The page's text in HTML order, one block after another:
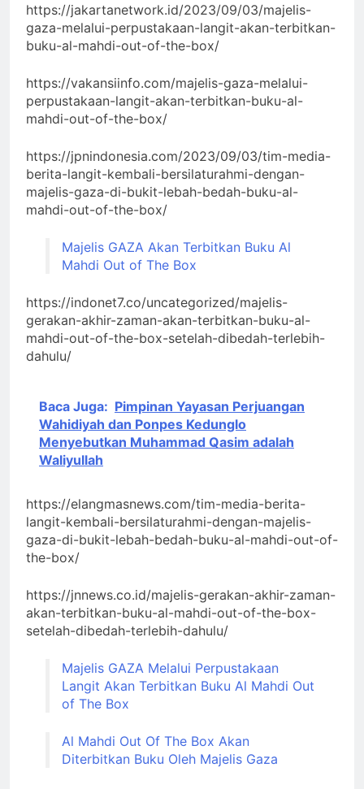
https://jakartanetwork.id/2023/09/03/majelis-
gaza-melalui-perpustakaan-langit-akan-terbitkan-
buku-al-mahdi-out-of-the-box/
https://vakansiinfo.com/majelis-gaza-melalui-
perpustakaan-langit-akan-terbitkan-buku-al-
mahdi-out-of-the-box/
https://jpnindonesia.com/2023/09/03/tim-media-
berita-langit-kembali-bersilaturahmi-dengan-
majelis-gaza-di-bukit-lebah-bedah-buku-al-
mahdi-out-of-the-box/
Majelis GAZA Akan Terbitkan Buku Al
Mahdi Out of The Box
https://indonet7.co/uncategorized/majelis-
gerakan-akhir-zaman-akan-terbitkan-buku-al-
mahdi-out-of-the-box-setelah-dibedah-terlebih-
dahulu/
Baca Juga: Pimpinan Yayasan Perjuangan
Wahidiyah dan Ponpes Kedunglo
Menyebutkan Muhammad Qasim adalah
Waliyullah
https://elangmasnews.com/tim-media-berita-
langit-kembali-bersilaturahmi-dengan-majelis-
gaza-di-bukit-lebah-bedah-buku-al-mahdi-out-of-
the-box/
https://jnnews.co.id/majelis-gerakan-akhir-zaman-
akan-terbitkan-buku-al-mahdi-out-of-the-box-
setelah-dibedah-terlebih-dahulu/
Majelis GAZA Melalui Perpustakaan
Langit Akan Terbitkan Buku Al Mahdi Out
of The Box
Al Mahdi Out Of The Box Akan
Diterbitkan Buku Oleh Majelis Gaza